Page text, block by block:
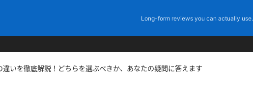
Long-form reviews you can actually use.
いを徹底解説！どちらを選ぶべきか、あなたの疑問に答えます